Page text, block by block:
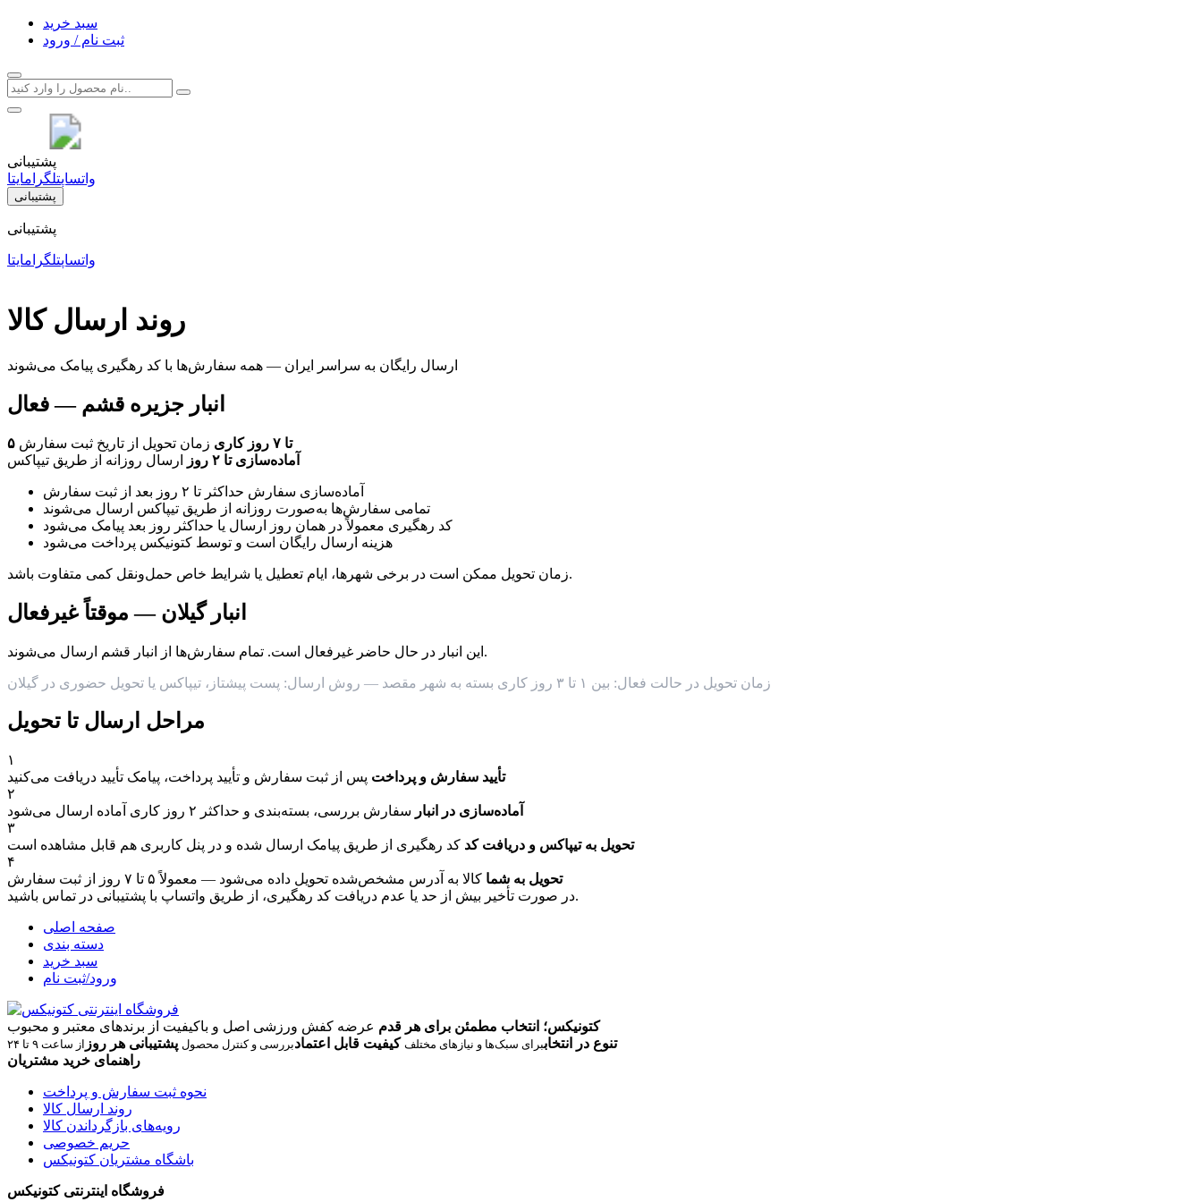
سبد خرید
ثبت نام / ورود
پشتیبانی
واتساپتلگرامایتا
پشتیبانی
پشتیبانی
واتساپتلگرامایتا
روند ارسال کالا
ارسال رایگان به سراسر ایران — همه سفارش‌ها با کد رهگیری پیامک می‌شوند
انبار جزیره قشم — فعال
۵ تا ۷ روز کاری
زمان تحویل از تاریخ ثبت سفارش
آماده‌سازی تا ۲ روز
ارسال روزانه از طریق تیپاکس
آماده‌سازی سفارش حداکثر تا ۲ روز بعد از ثبت سفارش
تمامی سفارش‌ها به‌صورت روزانه از طریق تیپاکس ارسال می‌شوند
کد رهگیری معمولاً در همان روز ارسال یا حداکثر روز بعد پیامک می‌شود
هزینه ارسال رایگان است و توسط کتونیکس پرداخت می‌شود
زمان تحویل ممکن است در برخی شهرها، ایام تعطیل یا شرایط خاص حمل‌ونقل کمی متفاوت باشد.
انبار گیلان — موقتاً غیرفعال
این انبار در حال حاضر غیرفعال است. تمام سفارش‌ها از انبار قشم ارسال می‌شوند.
زمان تحویل در حالت فعال: بین ۱ تا ۳ روز کاری بسته به شهر مقصد — روش ارسال: پست پیشتاز، تیپاکس یا تحویل حضوری در گیلان
مراحل ارسال تا تحویل
۱
تأیید سفارش و پرداخت پس از ثبت سفارش و تأیید پرداخت، پیامک تأیید دریافت می‌کنید
۲
آماده‌سازی در انبار سفارش بررسی، بسته‌بندی و حداکثر ۲ روز کاری آماده ارسال می‌شود
۳
تحویل به تیپاکس و دریافت کد کد رهگیری از طریق پیامک ارسال شده و در پنل کاربری هم قابل مشاهده است
۴
تحویل به شما کالا به آدرس مشخص‌شده تحویل داده می‌شود — معمولاً ۵ تا ۷ روز از ثبت سفارش
در صورت تأخیر بیش از حد یا عدم دریافت کد رهگیری، از طریق واتساپ با پشتیبانی در تماس باشید.
صفحه اصلی
دسته بندی
سبد خرید
ورود/ثبت نام
کتونیکس؛ انتخاب مطمئن برای هر قدم عرضه کفش ورزشی اصل و باکیفیت از برندهای معتبر و محبوب
تنوع در انتخاببرای سبک‌ها و نیازهای مختلف کیفیت قابل اعتمادبررسی و کنترل محصول پشتیبانی هر روز از ساعت ۹ تا ۲۴
راهنمای خرید مشتریان
نحوه ثبت سفارش و پرداخت
روند ارسال کالا
رویه‌های بازگرداندن کالا
حریم خصوصی
باشگاه مشتریان کتونیکس
فروشگاه اینترنتی کتونیکس